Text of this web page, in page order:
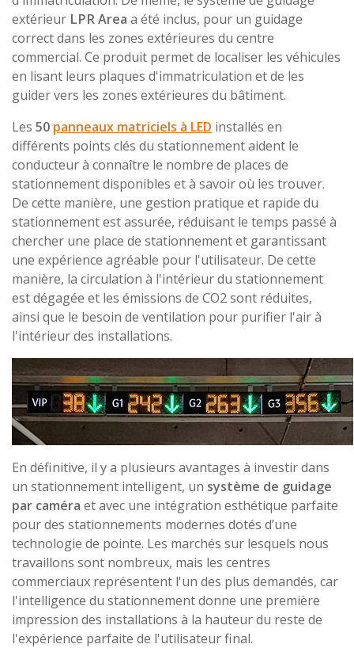
extérieur LPR Area a été inclus, pour un guidage
correct dans les zones extérieures du centre
commercial. Ce produit permet de localiser les véhicules
en lisant leurs plaques d'immatriculation et de les
guider vers les zones extérieures du bâtiment.
Les 50 panneaux matriciels à LED installés en
différents points clés du stationnement aident le
conducteur à connaître le nombre de places de
stationnement disponibles et à savoir où les trouver.
De cette manière, une gestion pratique et rapide du
stationnement est assurée, réduisant le temps passé à
chercher une place de stationnement et garantissant
une expérience agréable pour l'utilisateur. De cette
manière, la circulation à l'intérieur du stationnement
est dégagée et les émissions de CO2 sont réduites,
ainsi que le besoin de ventilation pour purifier l'air à
l'intérieur des installations.
En définitive, il y a plusieurs avantages à investir dans
un stationnement intelligent, un système de guidage
par caméra et avec une intégration esthétique parfaite
pour des stationnements modernes dotés d’une
technologie de pointe. Les marchés sur lesquels nous
travaillons sont nombreux, mais les centres
commerciaux représentent l'un des plus demandés, car
l'intelligence du stationnement donne une première
impression des installations à la hauteur du reste de
l'expérience parfaite de l'utilisateur final.